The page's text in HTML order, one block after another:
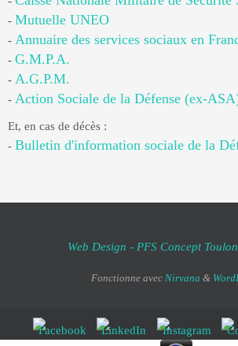
- Mutuelle UNEO
- Annuaire des services sociaux en
- G.M.P.A.
- A.G.P.M.
- Action Sociale de la Défense (ex-
Et, en cas de décès :
- Bulletin d'information sociale de la
Web Design - PFS Concept
Fonctionne avec Nirvana &